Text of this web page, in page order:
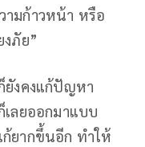
มก้าวหน้า หรือ
ภัย”
ยังคงแก้ปัญหา
ลยออกมาแบบ
ยากขึ้นอีก ทำให้